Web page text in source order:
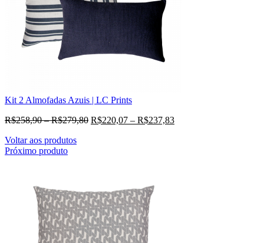
Kit 2 Almofadas Azuis | LC Prints
R$258,90–R$279,80 R$220,07 – R$237,83
Voltar aos produtos
Próximo produto